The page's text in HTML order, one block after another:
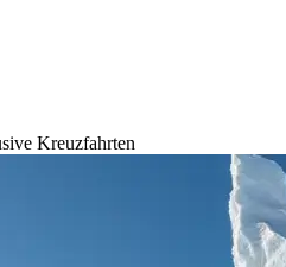
Kreuzfahrten